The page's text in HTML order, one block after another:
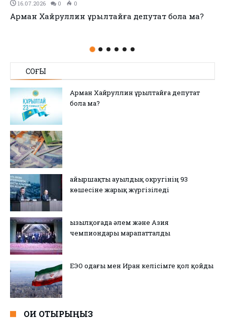
11.07.2026 0 0
no title
СОҢҒЫ
Арман Хайруллин Құрылтайға депутат
бола ма?
Қайыршақты ауылдық округінің 93
көшесіне жарық жүргізіледі
Қызылқоғада әлем және Азия
чемпиондары марапатталды
ЕЭО одағы мен Иран келісімге қол қойды
ОҚИ ОТЫРЫҢЫЗ